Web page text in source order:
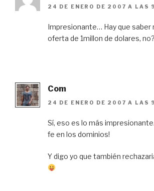
24 DE ENERO DE 2007 A LAS
Impresionante… Hay que saber
oferta de 1millon de dolares, no?
Com
24 DE ENERO DE 2007 A LAS
Sí, eso es lo más
fe en los dominios!
Y digo yo que también